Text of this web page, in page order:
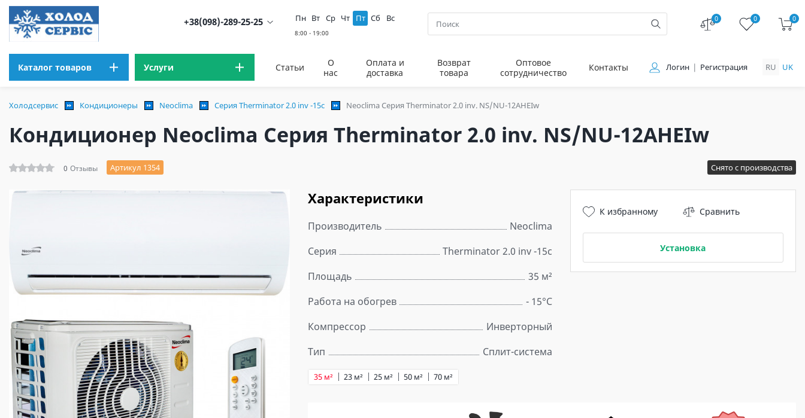
+38(098)-289-25-25 Пн Вт Ср Чт Пт Сб Вс 0 0 0
Каталог товаров Услуги Статьи
О
нас
Оплата и
доставка
Возврат
товара
Оптовое
сотрудничество
Контакты Логин Регистрация RU UK
Холодсервис Кондиционеры Neoclima Серия Therminator 2.0 inv -15c Neoclima Серия Therminator 2.0 inv. NS/NU-12AHEIw
Кондиционер Neoclima Серия Therminator 2.0 inv. NS/NU-12AHEIw
0 Отзывы Артикул 1354 Снято с производства
Характеристики
Производитель
Neoclima
Серия
Therminator 2.0 inv -15c
Площадь
35 м²
Работа на обогрев
- 15°С
Компрессор
Инверторный
Тип
Сплит-система
23 м² 25 м²
35 м² 50 м² 70 м²
К избранному Сравнить
Установка